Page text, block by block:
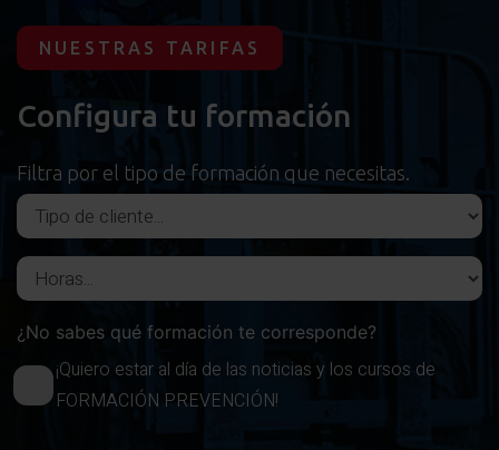
NUESTRAS TARIFAS
Configura tu formación
Filtra por el tipo de formación que necesitas.
Tipo de cliente
Horas del curso
¿No sabes qué formación te corresponde?
¡Quiero estar al día de las noticias y los cursos de
FORMACIÓN PREVENCIÓN!